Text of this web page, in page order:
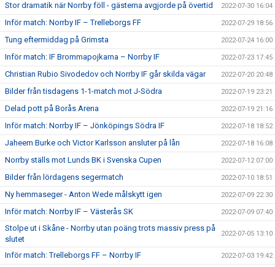
Stor dramatik när Norrby föll - gästerna avgjorde på övertid 2022-07-30 16:04
Inför match: Norrby IF – Trelleborgs FF 2022-07-29 18:56
Tung eftermiddag på Grimsta 2022-07-24 16:00
Inför match: IF Brommapojkarna – Norrby IF 2022-07-23 17:45
Christian Rubio Sivodedov och Norrby IF går skilda vägar 2022-07-20 20:48
Bilder från tisdagens 1-1-match mot J-Södra 2022-07-19 23:21
Delad pott på Borås Arena 2022-07-19 21:16
Inför match: Norrby IF – Jönköpings Södra IF 2022-07-18 18:52
Jaheem Burke och Victor Karlsson ansluter på lån 2022-07-18 16:08
Norrby ställs mot Lunds BK i Svenska Cupen 2022-07-12 07:00
Bilder från lördagens segermatch 2022-07-10 18:51
Ny hemmaseger - Anton Wede målskytt igen 2022-07-09 22:30
Inför match: Norrby IF – Västerås SK 2022-07-09 07:40
Stolpe ut i Skåne - Norrby utan poäng trots massiv press på
slutet
2022-07-05 13:10
Inför match: Trelleborgs FF – Norrby IF 2022-07-03 19:42